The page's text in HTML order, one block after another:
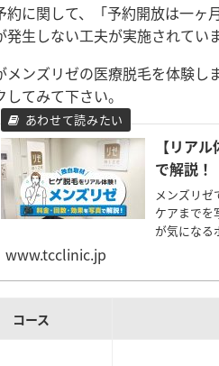
約に関して、「予約開放は一
発生しない工夫が実施されていま
メンズリゼの医療脱毛を体験し
してみて下さい。
【リア
で解説！
メンズリゼ
ケアまでを
が気になる
www.tcclinic.jp
コース